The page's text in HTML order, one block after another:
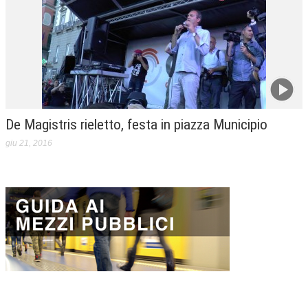
De Magistris rieletto, festa in piazza Municipio
giu 21, 2016